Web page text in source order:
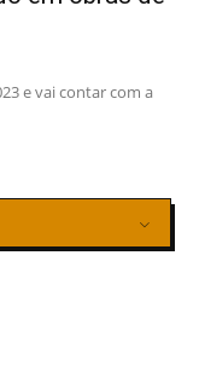
e vai contar com a